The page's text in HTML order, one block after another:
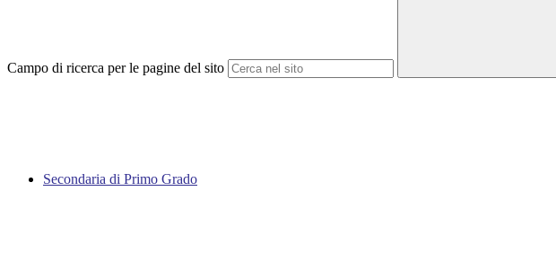
Campo di ricerca per le pagine del sito
Secondaria di Primo Grado